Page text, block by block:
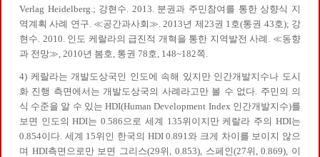
Verlag Heidelberg.; 강현수. 2013. 분권과 주민참여를 통한 상향식 지
역계획 사례 연구. ≪공간과사회≫. 2013년 제23권 1호(통권 43호); 강
현수. 2010. 인도 케랄라의 급진적 개혁을 통한 지역발전 사례. ≪동향
과 전망≫, 2010년 봄호, 통권 78호, 148~182쪽.
4) 케랄라는 개발도상국인 인도에 속해 있지만 인간개발지수나 도시
화 진행 측면에서는 개발도상국의 사례라고만 볼 수 없다. 주민의 의
식 수준을 알 수 있는 HDI(Human Development Index 인간개발지수)를
보면 인도의 HDI는 0.586으로 세계 135위이지만 케랄라 주의 HDI는
0.854이다. 세계 15위인 한국의 HDI 0.891와 크게 차이를 보이지 않으
며 HDI측면으로만 보면 그리스(29위, 0.853), 스페인(27위, 0.869), 이